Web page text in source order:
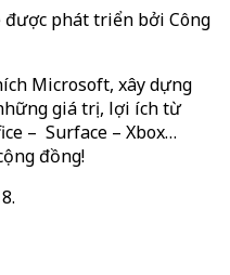
phát triển bởi Công
Microsoft, xây dựng
giá trị, lợi ích từ
– Surface – Xbox…
đồng!